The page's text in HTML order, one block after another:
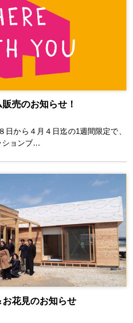
売のお知らせ！
日から４月４日迄の1週間限定で、
ションブ…
花見のお知らせ